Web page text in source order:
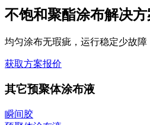
不饱和聚酯涂布解决方
均匀涂布无瑕疵，运行稳定少故
获取方案报价
其它预聚体涂布液
瞬间胶